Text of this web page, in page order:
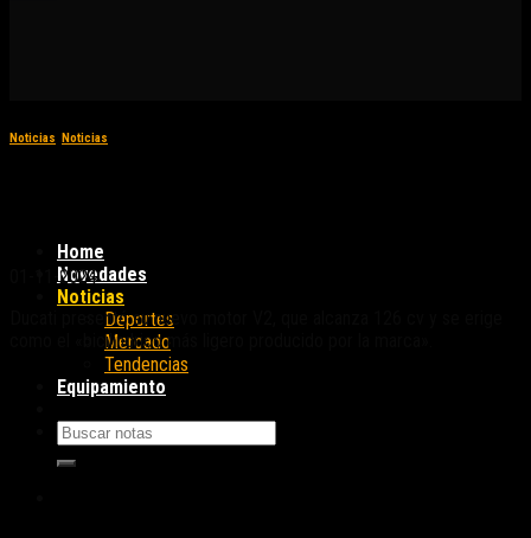
Home
Novedades
Noticias
Deportes
Mercado
Tendencias
Equipamiento
Noticias Noticias
01-11-2024
Ducati presentó su nuevo motor V2, que alcanza 126 cv y se erige
como el «bicilíndrico más ligero producido por la marca».